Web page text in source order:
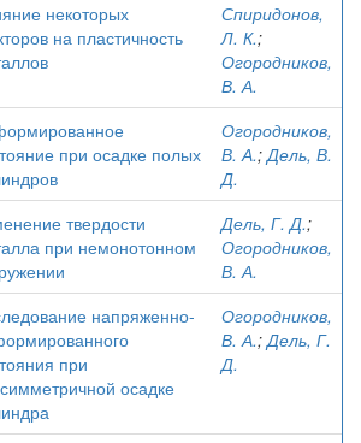
некоторых
на пластичность
Спиридонов,
Л. К.;
Огородников,
В. А.
при осадке полых
Огородников,
В. А.;Дель, В.
Д.
твердости
при немонотонном
Дель, Г. Д.;
Огородников,
В. А.
напряженно-
при
осадке
Огородников,
В. А.;Дель, Г.
Д.